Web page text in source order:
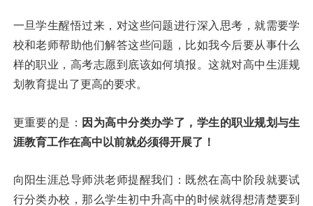
一旦学生醒悟过来，对这些问题进行深入思考，就需要学
校和老师帮助他们解答这些问题，比如我今后要从事什么
样的职业，高考志愿到底该如何填报。这就对高中生涯规
划教育提出了更高的要求。
更重要的是： 因为高中分类办学了，学生的职业规划与生
涯教育工作在高中以前就必须得开展了！
向阳生涯总导师洪老师提醒我们：既然在高中阶段就要试
行分类办校，那么学生初中升高中的时候就得想清楚要到